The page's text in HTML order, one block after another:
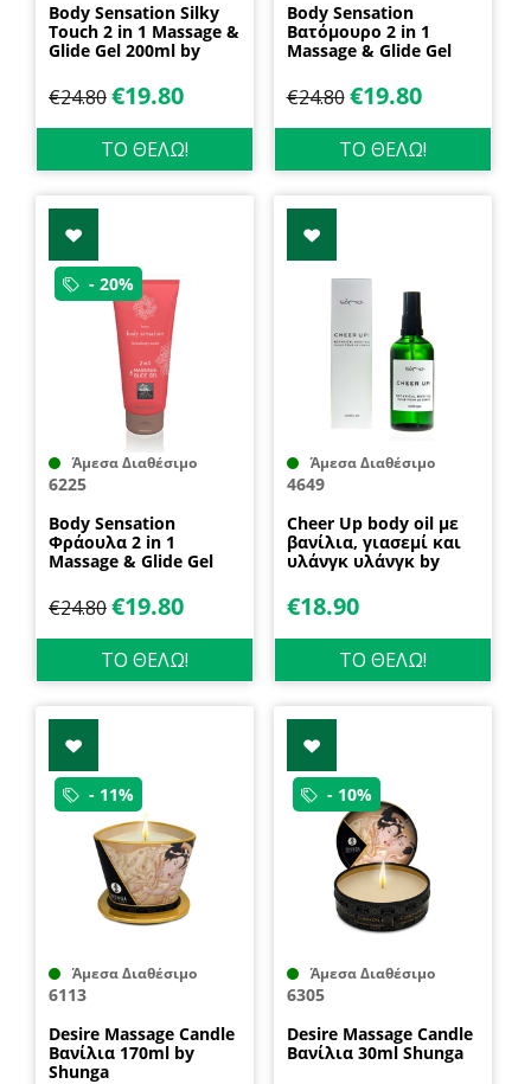
Body Sensation Silky
Touch 2 in 1 Massage &
Glide Gel 200ml by
€24.80€19.80
ΤΟ ΘΕΛΩ!
Body Sensation
Βατόμουρο 2 in 1
Massage & Glide Gel
€24.80 €19.80
ΤΟ ΘΕΛΩ!
- 20%
Άμεσα Διαθέσιμο
6225
Body Sensation
Φράουλα 2 in 1
Massage & Glide Gel
€24.80€19.80
ΤΟ ΘΕΛΩ!
Άμεσα Διαθέσιμο
4649
Cheer Up body oil με
βανίλια, γιασεμί και
υλάνγκ υλάνγκ by
€18.90
ΤΟ ΘΕΛΩ!
- 11%
Άμεσα Διαθέσιμο
6113
Desire Massage Candle
Βανίλια 170ml by
Shunga
- 10%
Άμεσα Διαθέσιμο
6305
Desire Massage Candle
Βανίλια 30ml Shunga